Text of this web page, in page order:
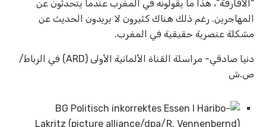
“الأفارقة”، هذا ما يقولونه في المغرب عندما يتحدثون عن
المهاجرين. رغم ذلك هناك كثيرون لا يريدون الحديث عن
مشكلة عنصرية حقيقية في المغرب.
دنيا صادقي- مراسلة القناة الألمانية الأولى (ARD) في الرباط/
ص.ش